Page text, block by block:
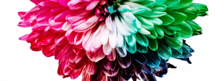
Transformación